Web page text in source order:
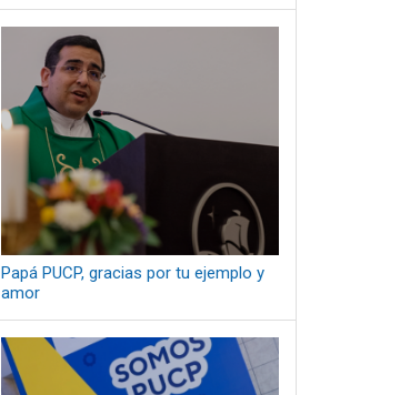
Papá PUCP, gracias por tu ejemplo y
amor